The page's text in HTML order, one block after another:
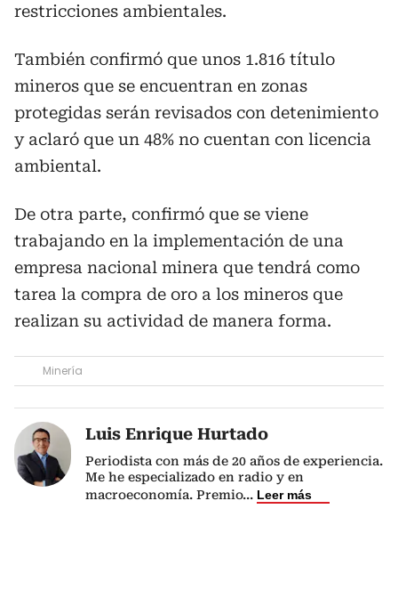
restricciones ambientales.
También confirmó que unos 1.816 título
mineros que se encuentran en zonas
protegidas serán revisados con detenimiento
y aclaró que un 48% no cuentan con licencia
ambiental.
De otra parte, confirmó que se viene
trabajando en la implementación de una
empresa nacional minera que tendrá como
tarea la compra de oro a los mineros que
realizan su actividad de manera forma.
Minería
Luis Enrique Hurtado
Periodista con más de 20 años de experiencia.
Me he especializado en radio y en
macroeconomía. Premio... Leer más